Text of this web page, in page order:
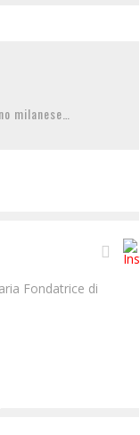
milanese…
Fondatrice di